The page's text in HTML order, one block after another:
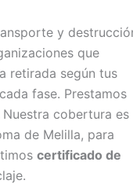
y
que
retirada según tus
fase. Prestamos
cobertura es
de Melilla, para
certificado de